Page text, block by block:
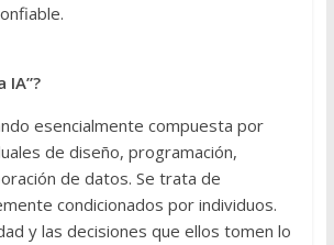
IA”?
esencialmente compuesta por
de diseño, programación,
de datos. Se trata de
condicionados por individuos.
y las decisiones que ellos tomen lo